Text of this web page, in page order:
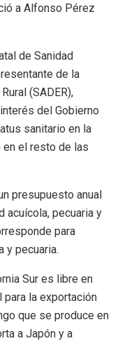
a Alfonso Pérez
de Sanidad
de la
(SADER),
del Gobierno
sanitario en la
en el resto de las
presupuesto anual
acuícola, pecuaria y
para
y pecuaria.
Sur es libre en
la exportación
que se produce en
a Japón y a